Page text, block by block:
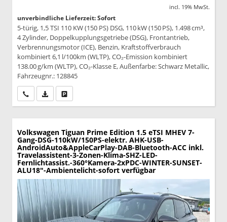
incl. 19% MwSt.
unverbindliche Lieferzeit: Sofort
5-türig, 1,5 TSI 110 KW (150 PS) DSG, 110 kW (150 PS), 1.498 cm³,
4 Zylinder, Doppelkupplungsgetriebe (DSG), Frontantrieb,
Verbrennungsmotor (ICE), Benzin, Kraftstoffverbrauch
kombiniert 6,1 l/100km (WLTP), CO₂-Emission kombiniert
138.00 g/km (WLTP), CO₂-Klasse E, Außenfarbe: Schwarz Metallic,
Fahrzeugnr.: 128845
Wir rufen Sie anPDF-Datei, Fahrzeugexposé drucken
Volkswagen Tiguan Prime Edition 1.5 eTSI MHEV 7-
Gang-DSG-110kW/150PS-elektr. AHK-USB-
AndroidAuto&AppleCarPlay-DAB-Bluetooth-ACC inkl.
Travelassistent-3-Zonen-Klima-SHZ-LED-
Fernlichtassist.-360°Kamera-2xPDC-WINTER-SUNSET-
ALU18"-Ambientelicht-sofort verfügbar